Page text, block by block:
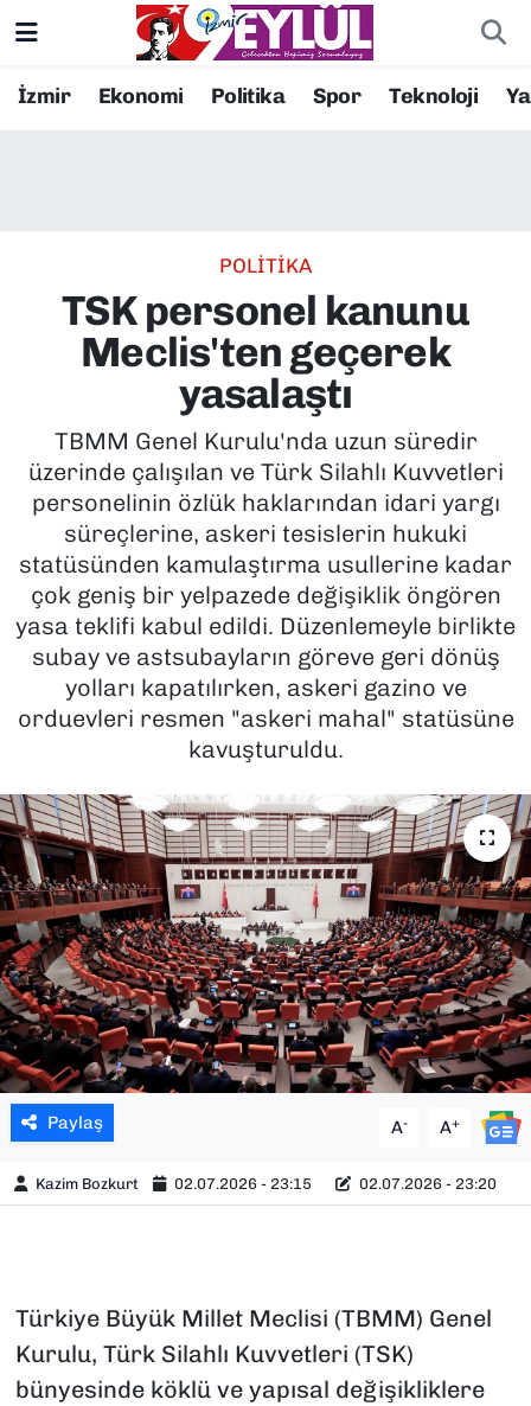
İzmir Ekonomi Politika Spor Teknoloji
POLİTİKA
TSK personel kanunu
Meclis'ten geçerek
yasalaştı
TBMM Genel Kurulu'nda uzun süredir
üzerinde çalışılan ve Türk Silahlı Kuvvetleri
personelinin özlük haklarından idari yargı
süreçlerine, askeri tesislerin hukuki
statüsünden kamulaştırma usullerine kadar
çok geniş bir yelpazede değişiklik öngören
yasa teklifi kabul edildi. Düzenlemeyle birlikte
subay ve astsubayların göreve geri dönüş
yolları kapatılırken, askeri gazino ve
orduevleri resmen "askeri mahal" statüsüne
kavuşturuldu.
Paylaş A- A+
Kazim Bozkurt 02.07.2026 - 23:15 02.07.2026 - 23:20
Türkiye Büyük Millet Meclisi (TBMM) Genel
Kurulu, Türk Silahlı Kuvvetleri (TSK)
bünyesinde köklü ve yapısal değişikliklere
Resmi İlanlar
EKONOMİ
KÜLTÜR SANAT
MAGAZİN
POLİTİKA
SAĞLIK
SPOR
TEKNOLOJİ
YEREL YÖNETİMLER
Konak Nöbetçi Eczaneler
Süper Lig Puan Durumu ve Fikstür
Tüm Manşetler
Son Dakika Haberleri
Haber Arşivi